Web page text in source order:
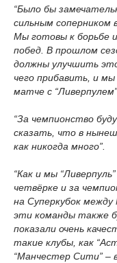
“Было бы
сильным соперником
Мы готовы к борьбе
побед. В прошлом
должны улучшить
чего прибавить, и
матче с
“За чемпионство
сказать, что в
как никогда много”.
“Как и мы
четвёрке и за
на Суперкубок
эти команды также
показали очень
такие клубы, как
“Манчестер Сити” –